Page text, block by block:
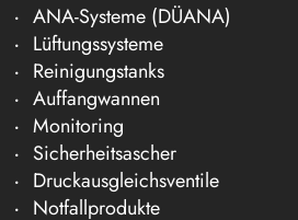
ANA-Systeme (DÜANA)
Lüftungssysteme
Reinigungstanks
Auffangwannen
Monitoring
Sicherheitsascher
Druckausgleichsventile
Notfallprodukte